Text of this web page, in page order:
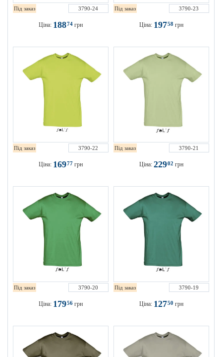
Під заказ 3790-24
Ціна: 18874 грн
Під заказ 3790-23
Ціна: 19758 грн
Під заказ 3790-22
Ціна: 16977 грн
Під заказ 3790-21
Ціна: 22902 грн
Під заказ 3790-20
Ціна: 17956 грн
Під заказ 3790-19
Ціна: 12750 грн